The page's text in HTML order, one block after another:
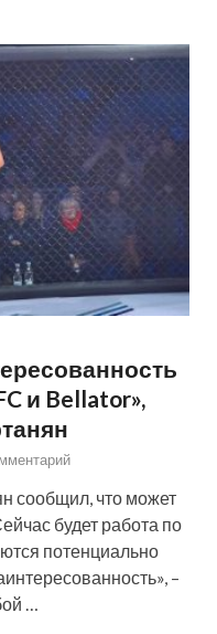
и Bellator»,
сообщил, что может
будет работа по
потенциально
–
…